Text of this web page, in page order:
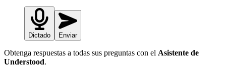
Dictado Enviar
Obtenga respuestas a todas sus preguntas con el Asistente de
Understood.